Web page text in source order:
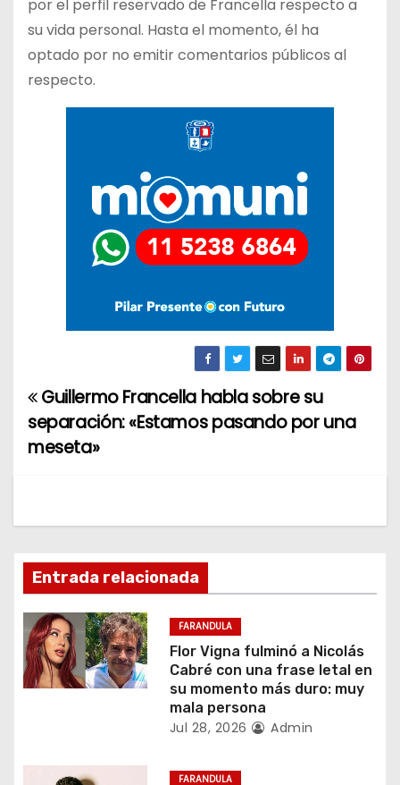
por el perfil reservado de Francella respecto a
su vida personal. Hasta el momento, él ha
optado por no emitir comentarios públicos al
respecto.
N
a
g
a
c
i
Guillermo Francella habla sobre su
separación: «Estamos pasando por una
meseta»
Entrada relacionada
FARANDULA
Flor Vigna fulminó a Nicolás
Cabré con una frase letal en
su momento más duro: muy
mala persona
Jul 28, 2026 Admin
FARANDULA